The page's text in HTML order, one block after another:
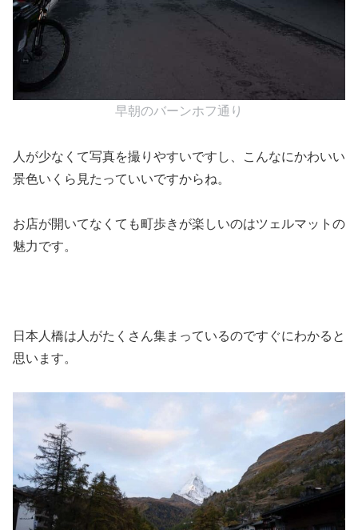
早朝のバーンホフ通り
人が少なくて写真を撮りやすいですし、こんなにかわいい
景色いくら見たっていいですからね。
お店が開いてなくても町歩きが楽しいのはツェルマットの
魅力です。
日本人橋は人がたくさん集まっているのですぐにわかると
思います。